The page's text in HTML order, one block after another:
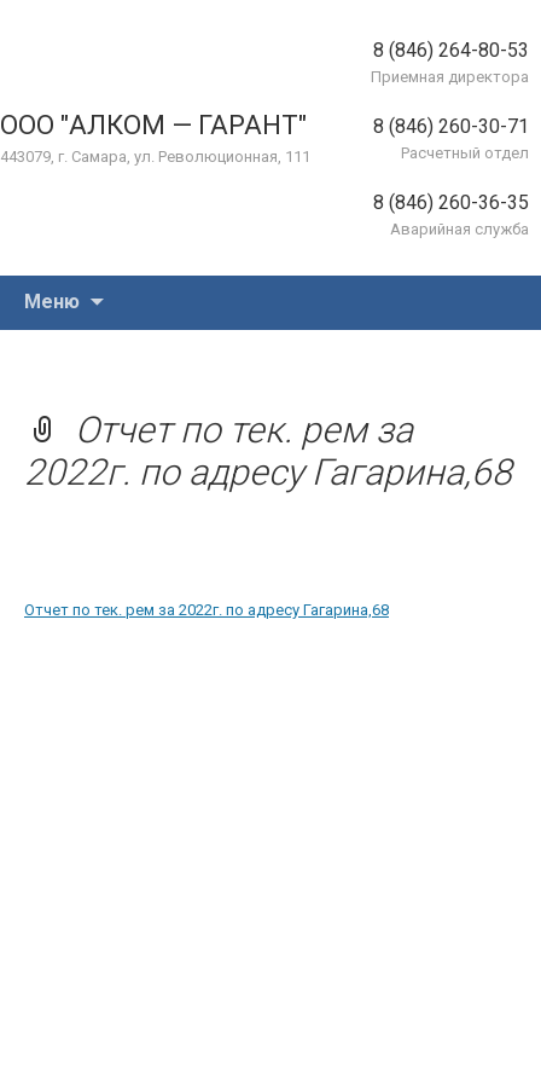
ООО "АЛКОМ — ГАРАНТ"
443079, г. Самара, ул. Революционная, 111
8 (846) 264-80-53
Приемная директора
8 (846) 260-30-71
Расчетный отдел
8 (846) 260-36-35
Аварийная служба
Меню
Отчет по тек. рем за
2022г. по адресу Гагарина,68
Отчет по тек. рем за 2022г. по адресу Гагарина,68